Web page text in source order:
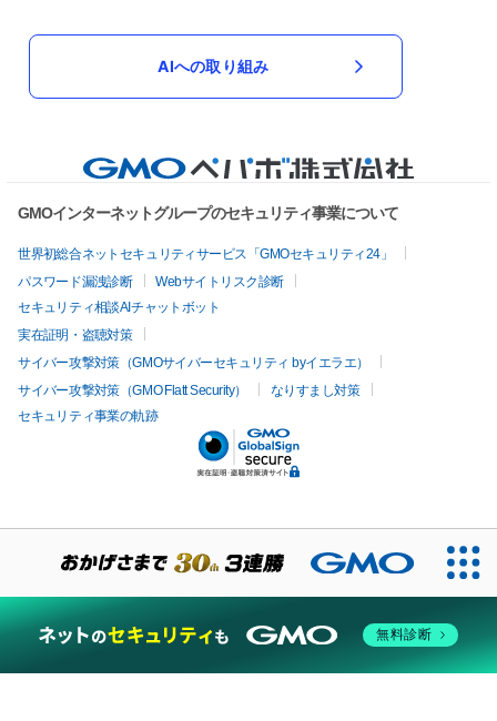
AIへの取り組み
GMOインターネットグループのセキュリティ事業について
世界初総合ネットセキュリティサービス「GMOセキュリティ24」
パスワード漏洩診断
Webサイトリスク診断
セキュリティ相談AIチャットボット
実在証明・盗聴対策
サイバー攻撃対策（GMOサイバーセキュリティ byイエラエ）
サイバー攻撃対策（GMO Flatt Security）
なりすまし対策
セキュリティ事業の軌跡
無料診断